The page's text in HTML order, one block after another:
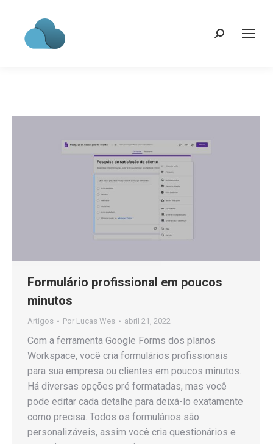
Search:
Formulário profissional em poucos
minutos
Artigos Por Lucas Wes abril 21, 2022
Com a ferramenta Google Forms dos planos
Workspace, você cria formulários profissionais
para sua empresa ou clientes em poucos minutos.
Há diversas opções pré formatadas, mas você
pode editar cada detalhe para deixá-lo exatamente
como precisa. Todos os formulários são
personalizáveis, assim você cria questionários e